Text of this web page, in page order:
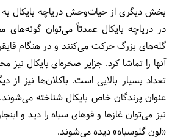
بخش دیگری از حیات‌وحش دریاچه بایکال به
در دریاچه بایکال عمدتاً می‌توان
گله‌های بزرگ حرکت می‌کنند و در هنگام
آنها را تماشا کرد. جزایر صخره‌ای بایکال
تعداد بسیار بالایی است. باکلان‌ها نیز از
عنوان پرندگان خاص بایکال شناخته
نیز می‌توان غازها و قوهای سیاه را دید و
«لون گلوسیاه» دیده می‌شوند.